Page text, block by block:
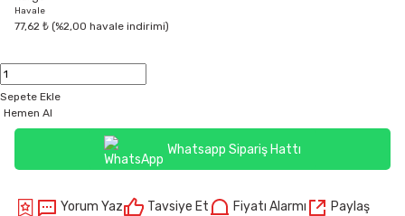
Havale
77,62 ₺ (%2,00 havale indirimi)
Sepete Ekle
Hemen Al
Whatsapp Sipariş Hattı
Yorum Yaz Tavsiye Et Fiyatı Alarmı Paylaş